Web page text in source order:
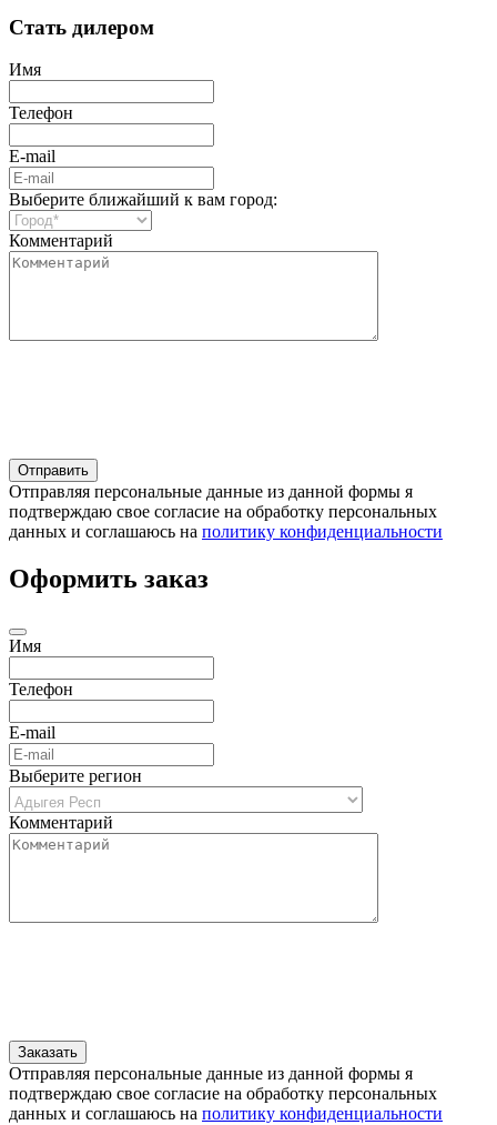
Стать дилером
Имя
Телефон
E-mail
Выберите ближайший к вам город:
Комментарий
Отправляя персональные данные из данной формы я
подтверждаю свое согласие на обработку персональных
данных и соглашаюсь на политику конфиденциальности
Оформить заказ
Имя
Телефон
E-mail
Выберите регион
Комментарий
Отправляя персональные данные из данной формы я
подтверждаю свое согласие на обработку персональных
данных и соглашаюсь на политику конфиденциальности